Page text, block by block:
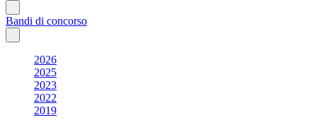
Bandi di concorso
2026
2025
2023
2022
2019